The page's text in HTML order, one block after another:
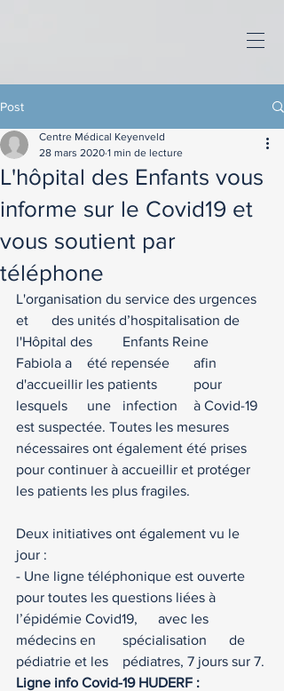
Post
L'hôpital des Enfants vous
informe sur le Covid19 et
vous soutient par
téléphone
Centre Médical Keyenveld
28 mars 2020 1 min de lecture
L'organisation du service des urgences
et	des unités d’hospitalisation de
l'Hôpital des	Enfants Reine
Fabiola a	été repensée	afin
d'accueillir les patients	pour
lesquels	une	infection	à Covid-19
est suspectée. Toutes les mesures
nécessaires ont également été prises
pour continuer à accueillir et protéger
les patients les plus fragiles.
Deux initiatives ont également vu le
jour :
- Une ligne téléphonique est ouverte
pour toutes les questions liées à
l’épidémie Covid19,	avec les
médecins en	spécialisation	de
pédiatrie et les	pédiatres, 7 jours sur 7.
Ligne info Covid-19 HUDERF :